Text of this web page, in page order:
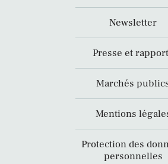
Newsletter
Presse et
Marchés
Mentions
Protection des
personnelles